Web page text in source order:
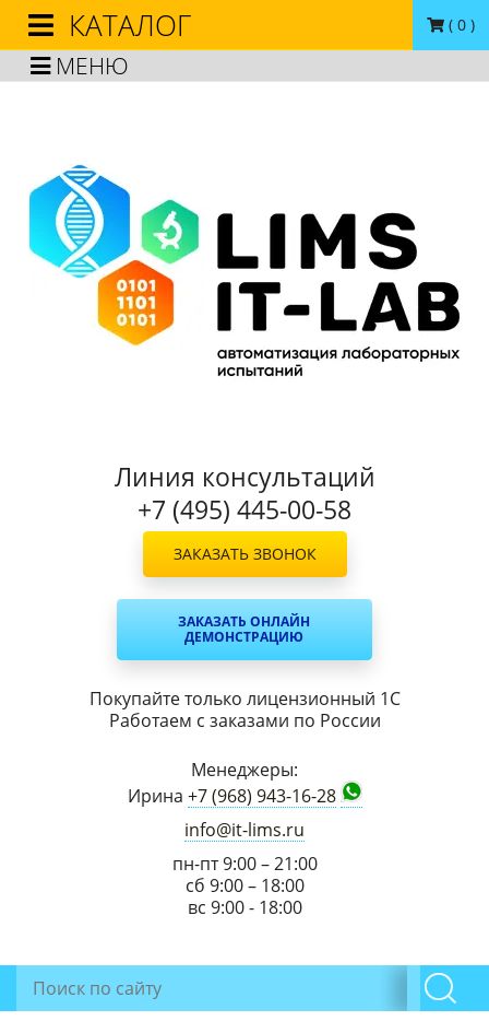
МЕНЮ
( 0 )
Линия консультаций
+7 (495) 445-00-58
ЗАКАЗАТЬ ЗВОНОК
ЗАКАЗАТЬ ОНЛАЙН
ДЕМОНСТРАЦИЮ
Покупайте только лицензионный 1С
Работаем с заказами по России
Менеджеры:
Ирина +7 (968) 943-16-28
info@it-lims.ru
пн-пт 9:00 – 21:00
сб 9:00 – 18:00
вс 9:00 - 18:00
КАТАЛОГ